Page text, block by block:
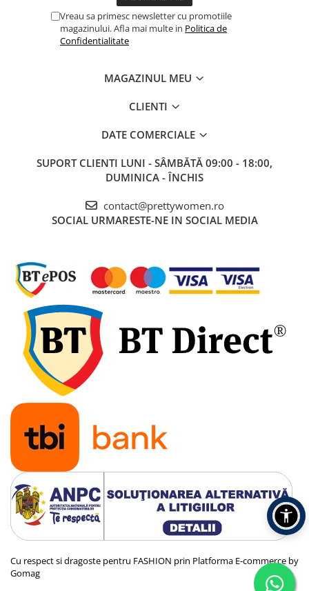
Vreau sa primesc newsletter cu promotiile
magazinului. Afla mai multe in Politica de
Confidentialitate
MAGAZINUL MEU
CLIENTI
DATE COMERCIALE
SUPORT CLIENTI LUNI - SÂMBĂTĂ 09:00 - 18:00,
DUMINICA - ÎNCHIS
contact@prettywomen.ro
SOCIAL URMARESTE-NE IN SOCIAL MEDIA
Cu respect si dragoste pentru FASHION prin Platforma E-commerce by
Gomag